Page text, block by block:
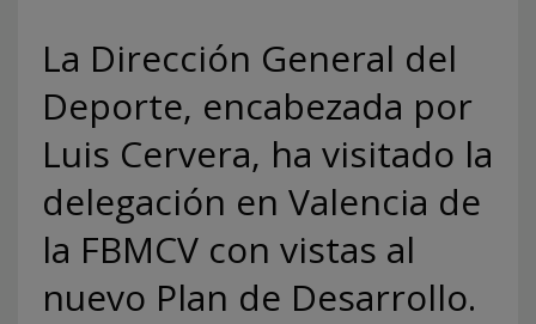
La Dirección General del
Deporte, encabezada por
Luis Cervera, ha visitado la
delegación en Valencia de
la FBMCV con vistas al
nuevo Plan de Desarrollo.